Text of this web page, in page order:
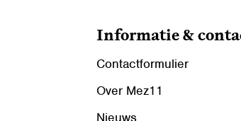
Informatie &
Contactformulier
Over Mez11
Nieuws